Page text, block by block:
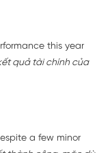
this year
quả tài chính của
a few minor